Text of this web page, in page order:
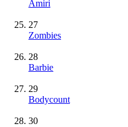
Amiri
27
Zombies
28
Barbie
29
Bodycount
30